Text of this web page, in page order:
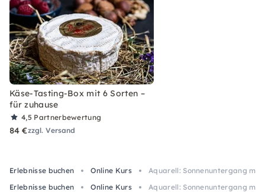
Käse-Tasting-Box mit 6 Sorten –
für zuhause
4,5 Partnerbewertung
84 €zzgl. Versand
Erlebnisse buchen Online Kurs
Aquarell: Sonnenuntergang
Erlebnisse buchen
Online Kurs Aquarell: Sonnenuntergang